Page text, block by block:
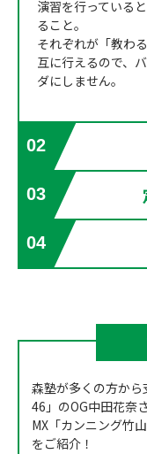
演習を行っている
ること。
それぞれが「教わ
互に行えるので、
ダにしません。
02
03
04
森塾が多くの方か
46」のOG中田花奈
MX「カンニング竹
をご紹介！